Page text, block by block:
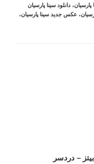
پارسیان،دانلود سینا پارسیان
، عکس جدید سینا پارسیان،
– دردسر